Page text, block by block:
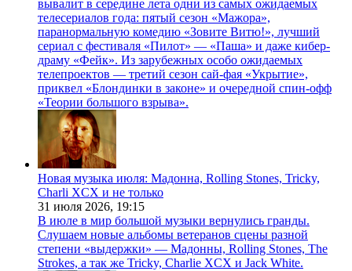
вывалит в середине лета одни из самых ожидаемых
телесериалов года: пятый сезон «Мажора»,
паранормальную комедию «Зовите Витю!», лучший
сериал с фестиваля «Пилот» — «Паша» и даже кибер-
драму «Фейк». Из зарубежных особо ожидаемых
телепроектов — третий сезон сай-фая «Укрытие»,
приквел «Блондинки в законе» и очередной спин-офф
«Теории большого взрыва».
Новая музыка июля: Мадонна, Rolling Stones, Tricky,
Charli XCX и не только
31 июля 2026, 19:15
В июле в мир большой музыки вернулись гранды.
Слушаем новые альбомы ветеранов сцены разной
степени «выдержки» — Мадонны, Rolling Stones, The
Strokes, а так же Tricky, Charlie XCX и Jack White.